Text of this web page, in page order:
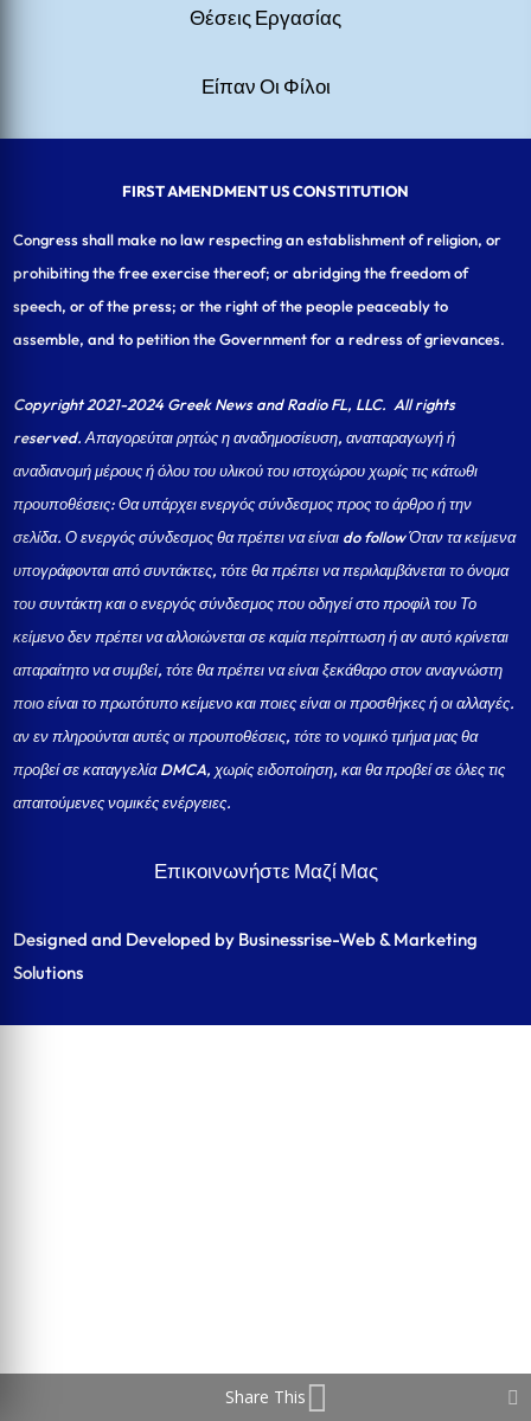
Θέσεις Εργασίας
Είπαν Οι Φίλοι
FIRST AMENDMENT US CONSTITUTION
Congress shall make no law respecting an establishment of religion, or
prohibiting the free exercise thereof; or abridging the freedom of
speech, or of the press; or the right of the people peaceably to
assemble, and to petition the Government for a redress of grievances.
Copyright 2021-2024 Greek News and Radio FL, LLC. All rights
reserved. Απαγορεύται ρητώς η αναδημοσίευση, αναπαραγωγή ή
αναδιανομή μέρους ή όλου του υλικού του ιστοχώρου χωρίς τις κάτωθι
προυποθέσεις: Θα υπάρχει ενεργός σύνδεσμος προς το άρθρο ή την
σελίδα.Ο ενεργός σύνδεσμος θα πρέπει να είναι do follow Όταν τα κείμενα
υπογράφονται από συντάκτες, τότε θα πρέπει να περιλαμβάνεται το όνομα
του συντάκτη και ο ενεργός σύνδεσμος που οδηγεί στο προφίλ του Το
κείμενο δεν πρέπει να αλλοιώνεται σε καμία περίπτωση ή αν αυτό κρίνεται
απαραίτητο να συμβεί, τότε θα πρέπει να είναι ξεκάθαρο στον αναγνώστη
ποιο είναι το πρωτότυπο κείμενο και ποιες είναι οι προσθήκες ή οι αλλαγές.
αν εν πληρούνται αυτές οι προυποθέσεις, τότε το νομικό τμήμα μας θα
προβεί σε καταγγελία DMCA, χωρίς ειδοποίηση, και θα προβεί σε όλες τις
απαιτούμενες νομικές ενέργειες.
Επικοινωνήστε Μαζί Μας
Designed and Developed by Businessrise-Web & Marketing
Solutions
Share This